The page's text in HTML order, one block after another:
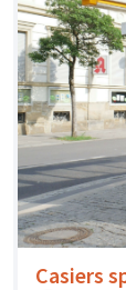
Casiers